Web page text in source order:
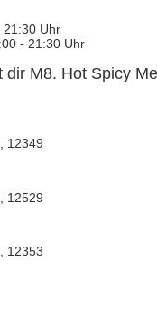
21:30 Uhr
- 21:30 Uhr
dir M8. Hot Spicy
12349
12529
12353